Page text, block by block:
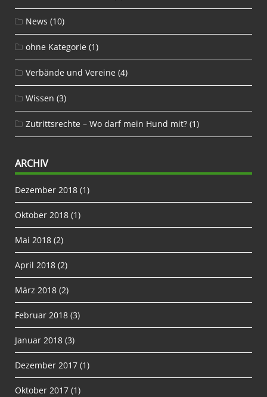
News (10)
ohne Kategorie (1)
Verbände und Vereine (4)
Wissen (3)
Zutrittsrechte – Wo darf mein Hund mit? (1)
ARCHIV
Dezember 2018 (1)
Oktober 2018 (1)
Mai 2018 (2)
April 2018 (2)
März 2018 (2)
Februar 2018 (3)
Januar 2018 (3)
Dezember 2017 (1)
Oktober 2017 (1)